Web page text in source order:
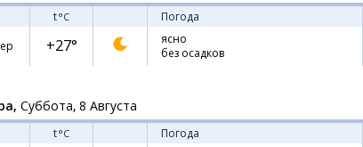
t°C Погода
+27°
ясно
без осадков
Суббота, 8 Августа
t°C Погода